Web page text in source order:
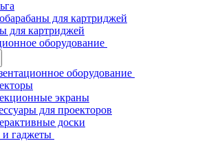
для картриджей
для картриджей
оборудование
оборудование
экраны
для проекторов
доски
гаджеты